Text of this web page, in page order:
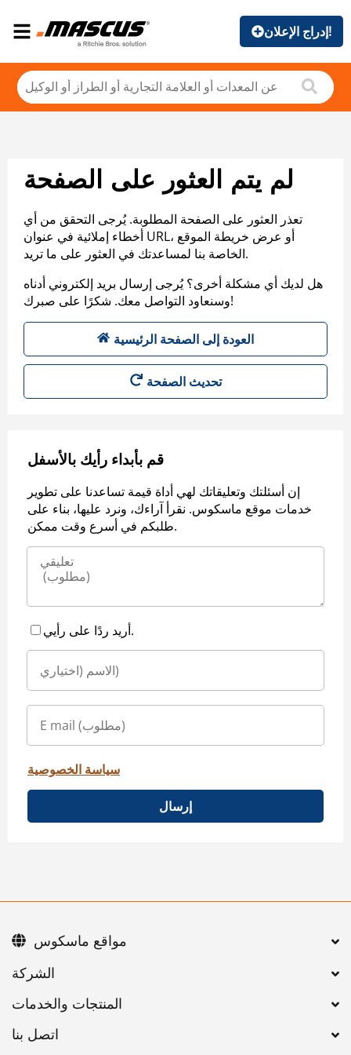
إدراج الإعلان!
لم يتم العثور على الصفحة
تعذر العثور على الصفحة المطلوبة. يُرجى التحقق من أي
أخطاء إملائية في عنوان URL، أو عرض خريطة الموقع
الخاصة بنا لمساعدتك في العثور على ما تريد.
هل لديك أي مشكلة أخرى؟ يُرجى إرسال بريد إلكتروني أدناه
وسنعاود التواصل معك. شكرًا على صبرك!
العودة إلى الصفحة الرئيسية
تحديث الصفحة
قم بأبداء رأيك بالأسفل
إن أسئلتك وتعليقاتك لهي أداة قيمة تساعدنا على تطوير
خدمات موقع ماسكوس. نقرأ آراءك، ونرد عليها، بناء على
طلبكم في أسرع وقت ممكن.
أريد ردًا على رأيي.
سياسة الخصوصية
إرسال
اتصل بنا
مواقع ماسكوس